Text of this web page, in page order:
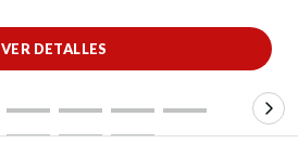
VER DETALLES